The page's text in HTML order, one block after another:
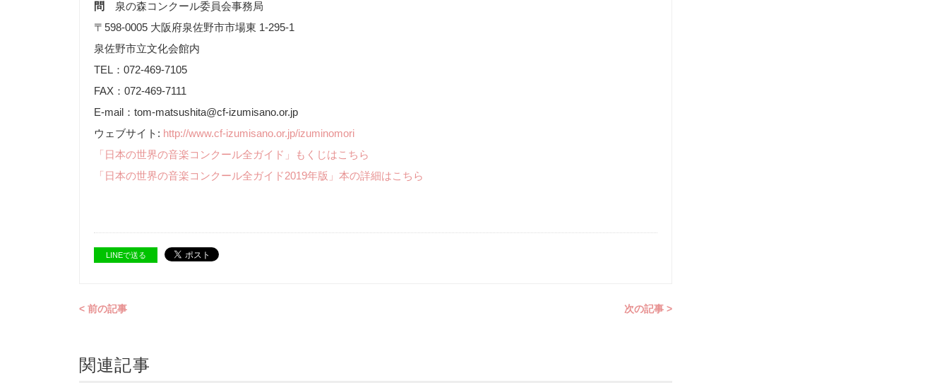
問
泉の森コンクール委員会事務局
〒598-0005 大阪府泉佐野市市場東 1-295-1
泉佐野市立文化会館内
TEL：072-469-7105
FAX：072-469-7111
E-mail：tom-matsushita@cf-izumisano.or.jp
ウェブサイト: http://www.cf-izumisano.or.jp/izuminomori
「日本の世界の音楽コンクール全ガイド」もくじはこちら
「日本の世界の音楽コンクール全ガイド2019年版」本の詳細はこちら
LINEで送る
< 前の記事 次の記事 >
関連記事